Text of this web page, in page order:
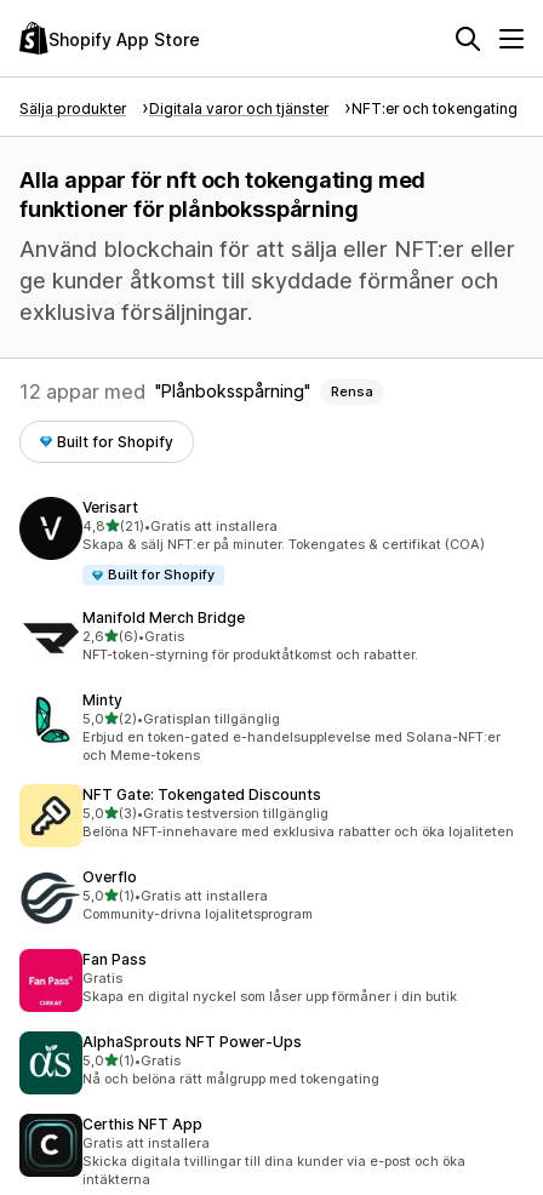
Shopify App Store
Sälja produkter Digitala varor och tjänster NFT:er och tokengating
Alla appar för nft och tokengating med
funktioner för plånboksspårning
Använd blockchain för att sälja eller NFT:er eller
ge kunder åtkomst till skyddade förmåner och
exklusiva försäljningar.
12 appar med Plånboksspårning Rensa
Built for Shopify
Verisart
4,8av 5 stjärnor
(21)
21 recensioner totalt
•Gratis att installera
Skapa & sälj NFT:er på minuter. Tokengates & certifikat (COA)
Built for Shopify
Manifold Merch Bridge
2,6av 5 stjärnor
(6)
6 recensioner totalt
•Gratis
NFT-token-styrning för produktåtkomst och rabatter.
Minty
5,0av 5 stjärnor
(2)
2 recensioner totalt
•Gratisplan tillgänglig
Erbjud en token-gated e-handelsupplevelse med Solana-NFT:er
och Meme-tokens
NFT Gate: Tokengated Discounts
5,0av 5 stjärnor
(3)
3 recensioner totalt
•Gratis testversion tillgänglig
Belöna NFT-innehavare med exklusiva rabatter och öka lojaliteten
Overflo
5,0av 5 stjärnor
(1)
1 recensioner totalt
•Gratis att installera
Community-drivna lojalitetsprogram
Fan Pass
Gratis
Skapa en digital nyckel som låser upp förmåner i din butik
AlphaSprouts NFT Power‑Ups
5,0av 5 stjärnor
(1)
1 recensioner totalt
•Gratis
Nå och belöna rätt målgrupp med tokengating
Certhis NFT App
Gratis att installera
Skicka digitala tvillingar till dina kunder via e-post och öka
intäkterna